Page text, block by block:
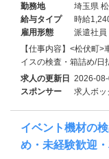
勤務地
埼玉県
給与タイプ
時給
雇用形態
派遣社員
【仕事内容】<松伏町
イスの検査・箱詰め/日
求人の更新日 2026-
スポンサー
求人ボッ
イベント機材の
め・未経験歓迎